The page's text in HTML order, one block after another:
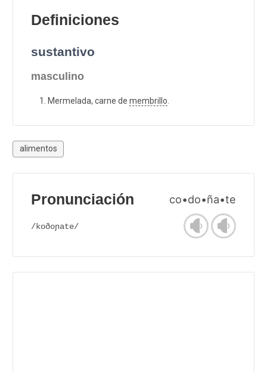
Definiciones
sustantivo
masculino
Mermelada, carne de membrillo
alimentos
Pronunciación co•do•ña•te
/koðoɲate/